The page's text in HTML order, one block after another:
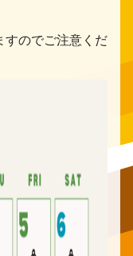
すのでご注意くだ